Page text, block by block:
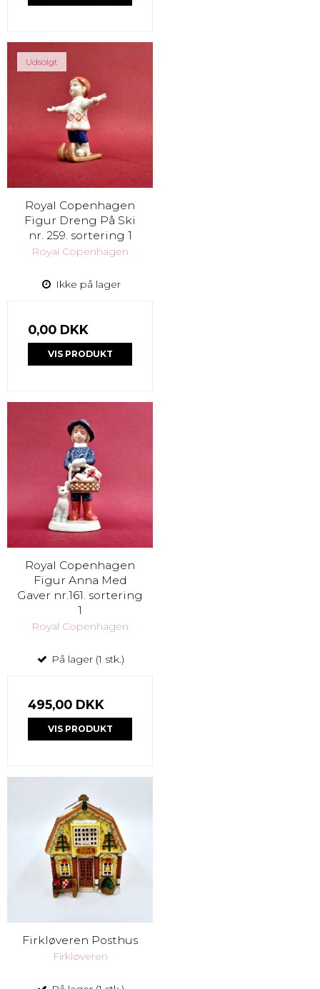
Udsolgt
Royal Copenhagen
Figur Dreng På Ski
nr. 259. sortering 1
Royal Copenhagen
Ikke på lager
0,00 DKK
VIS PRODUKT
Royal Copenhagen
Figur Anna Med
Gaver nr.161. sortering
1
Royal Copenhagen
På lager (1 stk.)
495,00 DKK
VIS PRODUKT
Firkløveren Posthus
Firkløveren